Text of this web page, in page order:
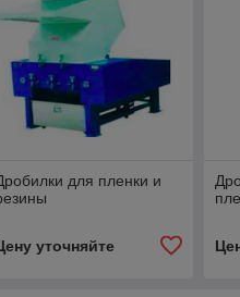
для пленки и
уточняйте